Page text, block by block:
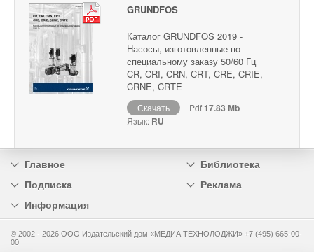
GRUNDFOS
Каталог GRUNDFOS 2019 -
Насосы, изготовленные по
специальному заказу 50/60 Гц
CR, CRI, CRN, CRT, CRE, CRIE,
CRNE, CRTE
Скачать Pdf17.83 Mb
Язык: RU
Главное
Библиотека
Подписка
Реклама
Информация
© 2002 - 2026 OOO Издательский дом «МЕДИА ТЕХНОЛОДЖИ» +7 (495) 665-00-
00